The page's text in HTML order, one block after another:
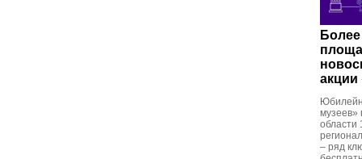
акции
музеев»
области
– ряд